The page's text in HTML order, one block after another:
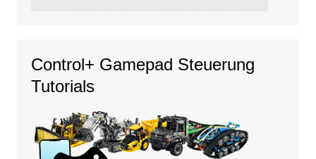
Control+ Gamepad Steuerung
Tutorials